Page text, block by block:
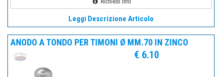
Leggi Descrizione Articolo
ANODO A TONDO PER TIMONI Ø MM.70 IN ZINCO
€ 6.10